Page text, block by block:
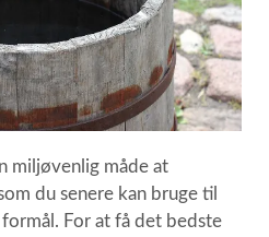
miljøvenlig måde at
du senere kan bruge til
For at få det bedste